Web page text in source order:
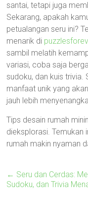
santai, tetapi juga
Sekarang, apakah
petualangan seru ini?
menarik di
sambil melatih
variasi, coba saja
sudoku, dan kuis
manfaat unik yang
jauh lebih
Tips desain rumah
dieksplorasi. Temukan
rumah makin nyaman
← Seru dan Cerdas:
Sudoku, dan Trivia